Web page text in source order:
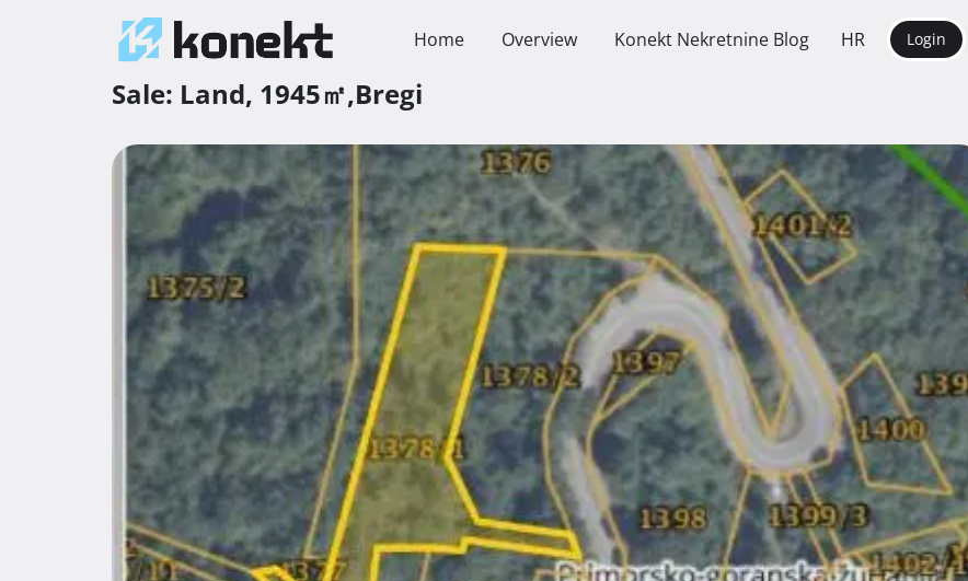
Home Overview Konekt Nekretnine Blog HR Login
Sale: Land, 1945㎡,Bregi